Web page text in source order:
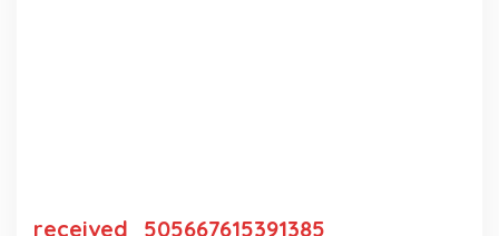
received_505667615391385